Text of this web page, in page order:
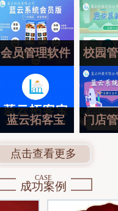
联系
会员管理软件 校园
蓝云拓客宝 门店
点击查看更多
CASE
成功案例